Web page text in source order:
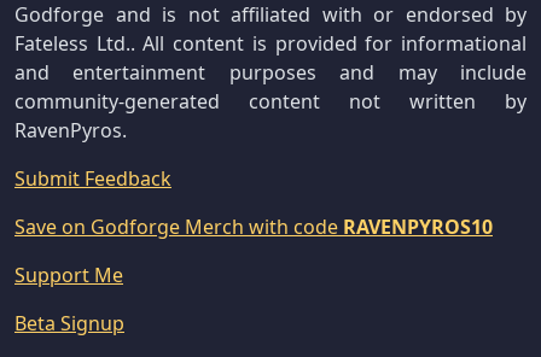
Godforge and is not affiliated with or endorsed by
Fateless Ltd.. All content is provided for informational
and entertainment purposes and may include
community-generated content not written by
RavenPyros.
Submit Feedback
Save on Godforge Merch with code RAVENPYROS10
Support Me
Beta Signup